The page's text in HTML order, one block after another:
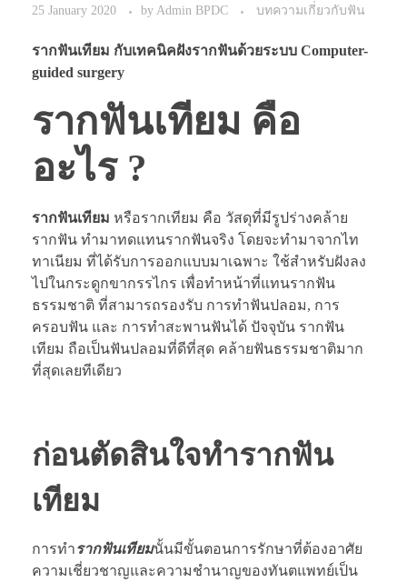
25 January 2020 byAdmin BPDC บทความเกี่ยวกับฟัน
รากฟันเทียม กับเทคนิคฝังรากฟันด้วยระบบ Computer-
guided surgery
รากฟันเทียม คือ
อะไร ?
รากฟันเทียม หรือรากเทียม คือ วัสดุที่มีรูปร่างคล้าย
รากฟัน ทำมาทดแทนรากฟันจริง โดยจะทำมาจากไท
ทาเนียม ที่ได้รับการออกแบบมาเฉพาะ ใช้สำหรับฝังลง
ไปในกระดูกขากรรไกร เพื่อทำหน้าที่แทนรากฟัน
ธรรมชาติ ที่สามารถรองรับ การทำฟันปลอม, การ
ครอบฟัน และ การทำสะพานฟันได้ ปัจจุบัน รากฟัน
เทียม ถือเป็นฟันปลอมที่ดีที่สุด คล้ายฟันธรรมชาติมาก
ที่สุดเลยทีเดียว
ก่อนตัดสินใจทำรากฟัน
เทียม
การทำรากฟันเทียมนั้นมีขั้นตอนการรักษาที่ต้องอาศัย
ความเชี่ยวชาญและความชำนาญของทันตแพทย์เป็น